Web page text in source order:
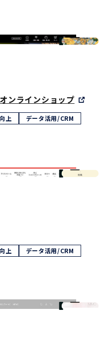
ンラインショップ
上 データ活用/CRM
上 データ活用/CRM